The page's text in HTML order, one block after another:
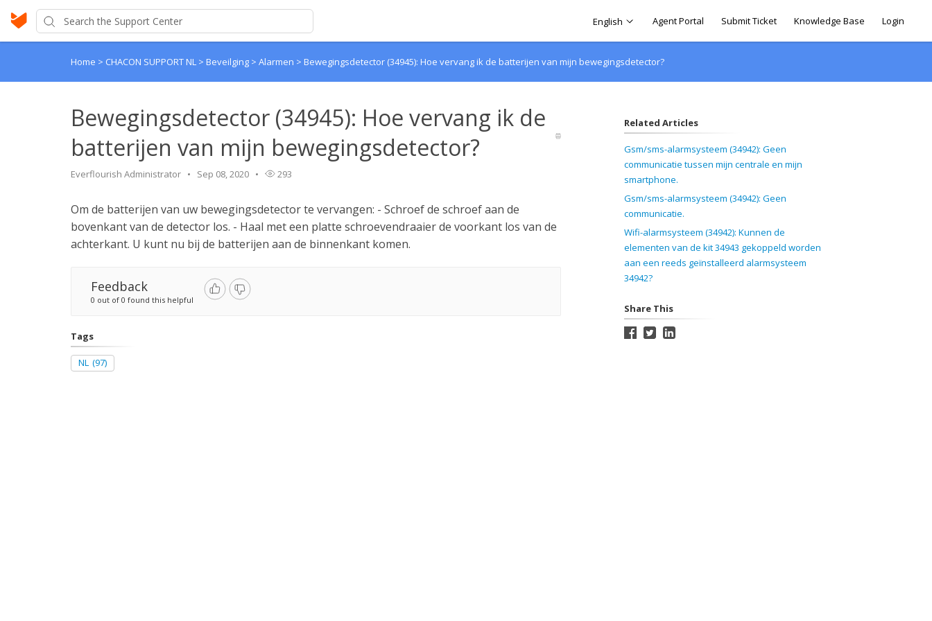
English Agent Portal Submit Ticket Knowledge Base Login
Home > CHACON SUPPORT NL > Beveilging > Alarmen > Bewegingsdetector (34945): Hoe vervang ik de batterijen van mijn bewegingsdetector?
Bewegingsdetector (34945): Hoe vervang ik de
batterijen van mijn bewegingsdetector?
Everflourish Administrator Sep 08, 2020 293
Om de batterijen van uw bewegingsdetector te vervangen: - Schroef de schroef aan de
bovenkant van de detector los. - Haal met een platte schroevendraaier de voorkant los van de
achterkant. U kunt nu bij de batterijen aan de binnenkant komen.
Feedback
0 out of 0 found this helpful
Tags
NL (97)
Related Articles
Gsm/sms-alarmsysteem (34942): Geen
communicatie tussen mijn centrale en mijn
smartphone.
Gsm/sms-alarmsysteem (34942): Geen
communicatie.
Wifi-alarmsysteem (34942): Kunnen de
elementen van de kit 34943 gekoppeld worden
aan een reeds geïnstalleerd alarmsysteem
34942?
Share This